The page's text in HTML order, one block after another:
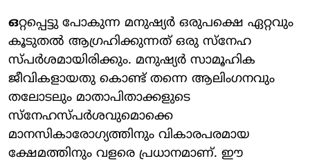
ഒറ്റപ്പെട്ടു പോകുന്ന മനുഷ്യർ ഒരുപക്ഷെ ഏറ്റവും
കൂടുതൽ ആഗ്രഹിക്കുന്നത് ഒരു സ്നേഹ
സ്പർശമായിരിക്കും. മനുഷ്യർ സാമൂഹിക
ജീവികളായതു കൊണ്ട് തന്നെ ആലിം​ഗനവും
തലോ‌ടലും മാതാപിതാക്കളുടെ
സ്നേഹസ്പർശവുമൊക്കെ
മാനസികാരോഗ്യത്തിനും വികാരപരമായ
ക്ഷേമത്തിനും വളരെ പ്രധാനമാണ്. ഈ